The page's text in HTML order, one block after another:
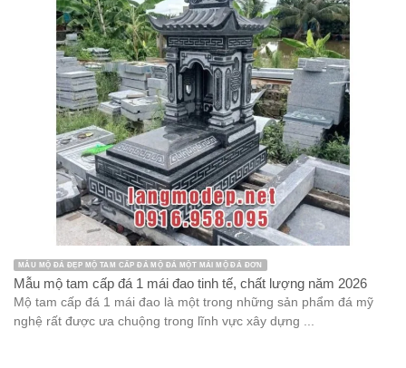
MẪU MỘ ĐÁ ĐẸP MỘ TAM CẤP ĐÁ MỘ ĐÁ MỘT MÁI MỘ ĐÁ ĐƠN
Mẫu mộ tam cấp đá 1 mái đao tinh tế, chất lượng năm 2026
Mộ tam cấp đá 1 mái đao là một trong những sản phẩm đá mỹ
nghệ rất được ưa chuộng trong lĩnh vực xây dựng ...